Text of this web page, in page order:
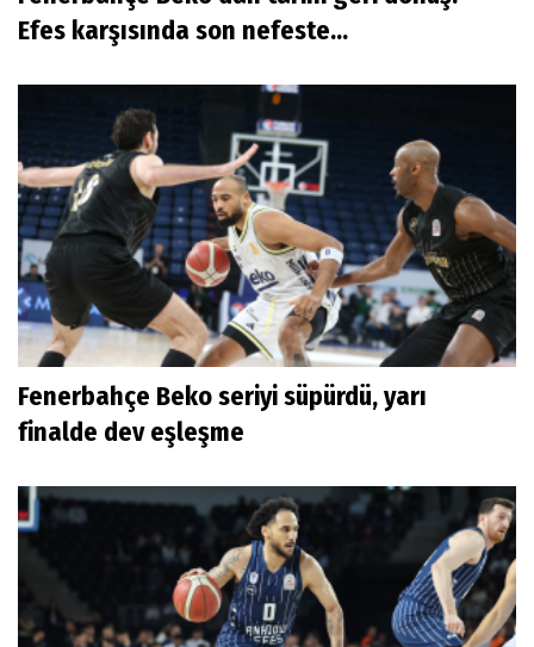
Efes karşısında son nefeste...
Fenerbahçe Beko seriyi süpürdü, yarı
finalde dev eşleşme